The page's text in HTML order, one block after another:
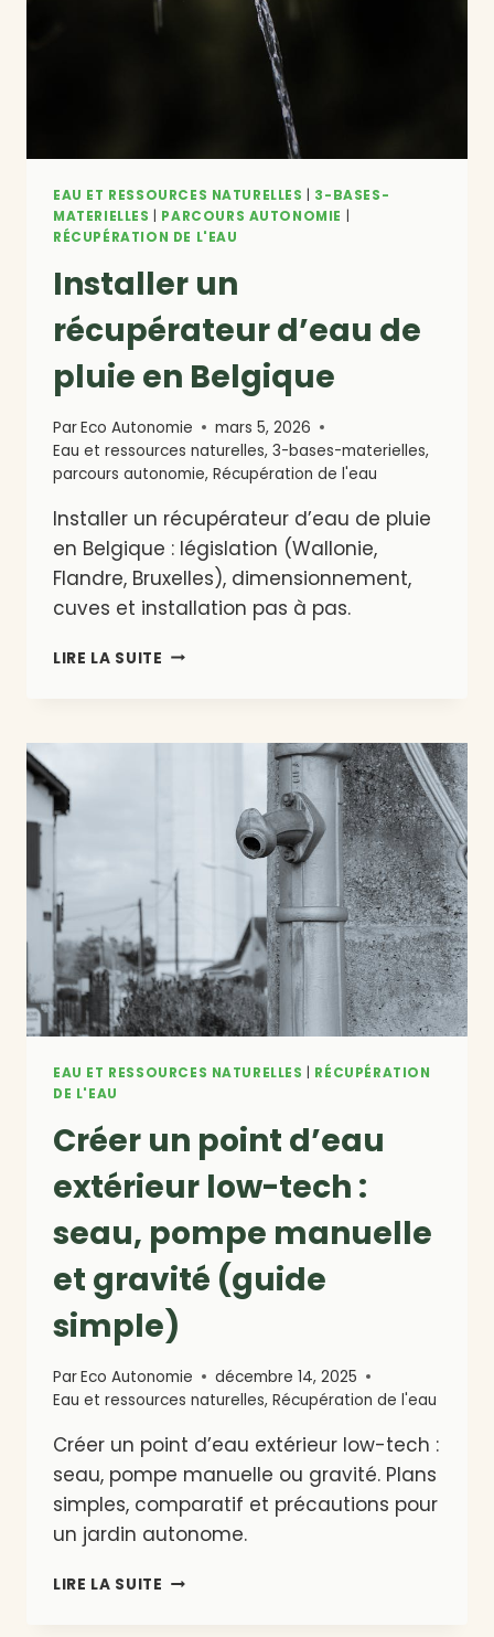
COMPLET
EAU ET RESSOURCES NATURELLES
3-BASES-
MATERIELLES
PARCOURS AUTONOMIE
RÉCUPÉRATION DE L'EAU
Installer un
récupérateur d’eau de
pluie en Belgique
ParEco Autonomie
mars 5, 2026
Eau et ressources naturelles, 3-bases-materielles,
parcours autonomie, Récupération de l'eau
Installer un récupérateur d’eau de pluie
en Belgique : législation (Wallonie,
Flandre, Bruxelles), dimensionnement,
cuves et installation pas à pas.
LIRE LA SUITE INSTALLER
DE
BELGIQUE
EAU ET RESSOURCES NATURELLES
RÉCUPÉRATION
DE L'EAU
Créer un point d’eau
extérieur low-tech :
seau, pompe manuelle
et gravité (guide
simple)
ParEco Autonomie
décembre 14, 2025
Eau et ressources naturelles, Récupération de l'eau
Créer un point d’eau extérieur low-tech :
seau, pompe manuelle ou gravité. Plans
simples, comparatif et précautions pour
un jardin autonome.
LIRE LA SUITE CRÉER